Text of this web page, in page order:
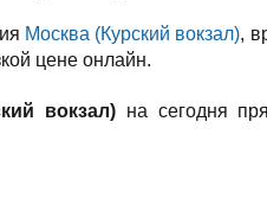
Москва (Курский вокзал),
цене онлайн.
вокзал)на сегодня